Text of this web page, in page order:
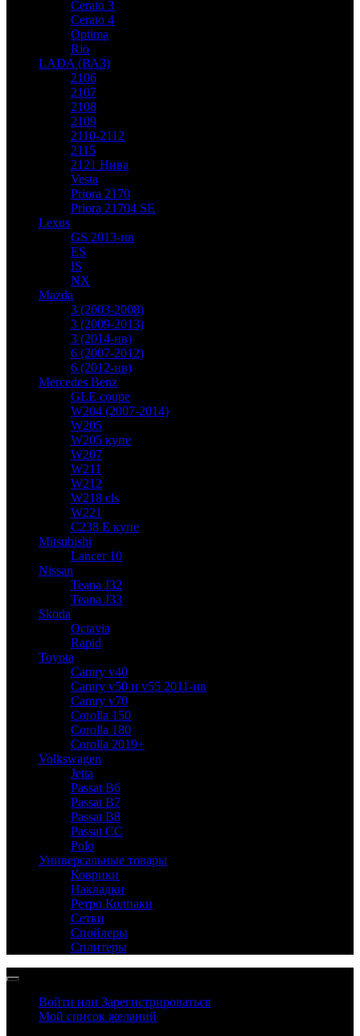
Cerato 3
Cerato 4
Optima
Rio
LADA (ВАЗ)
2106
2107
2108
2109
2110-2112
2115
2121 Нива
Vesta
Priora 2170
Priora 21704 SE
Lexus
GS 2013-нв
ES
IS
NX
Mazda
3 (2003-2008)
3 (2009-2013)
3 (2014-нв)
6 (2007-2012)
6 (2012-нв)
Mercedes Benz
GLE coupe
W204 (2007-2014)
W205
W205 купе
W207
W211
W212
W218 cls
W221
C238 E купе
Mitsubishi
Lancer 10
Nissan
Teana J32
Teana J33
Skoda
Octavia
Rapid
Toyota
Camry v40
Camry v50 и v55 2011-нв
Camry v70
Corolla 150
Corolla 180
Corolla 2019+
Volkswagen
Jetta
Passat B6
Passat B7
Passat B8
Passat CC
Polo
Универсальные товары
Коврики
Накладки
Ретро Колпаки
Сетки
Спойлеры
Сплитеры
Войти или Зарегистрироваться
Мой список желаний